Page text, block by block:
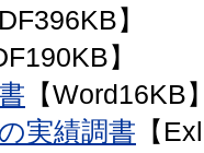
】
】
【Word 16KB
実績調書 【